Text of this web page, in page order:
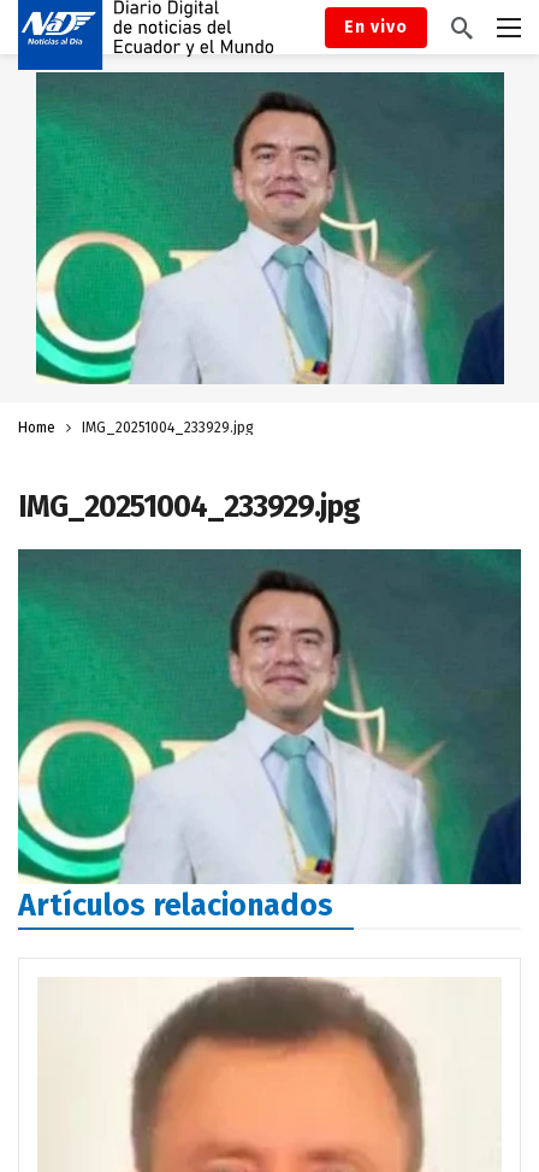
En vivo
Home IMG_20251004_233929.jpg
IMG_20251004_233929.jpg
Artículos relacionados